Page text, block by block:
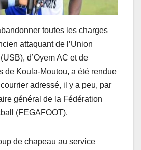
toutes les charges
attaquant de l’Union
d’Oyem AC et de
de Koula-Moutou, a été rendue
adressé, il y a peu, par
général de la Fédération
(FEGAFOOT).
de chapeau au service